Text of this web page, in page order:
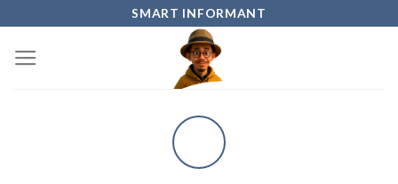
content
SMART INFORMANT